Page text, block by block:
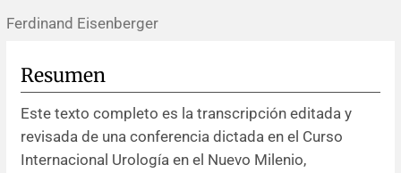
Ensayos
Práctica clínica
Política de cobros
Políticas editoriales
Instrucciones para autores
Patrocinadores y financiamiento
Ferdinand Eisenberger
Resumen
Este texto completo es la transcripción editada y
revisada de una conferencia dictada en el Curso
Internacional Urología en el Nuevo Milenio,